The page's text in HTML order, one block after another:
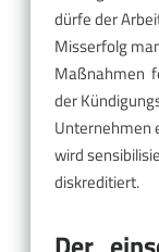
dürfe der
Misserfolg
Maßnahmen
der
Unternehmen
wird
diskreditiert.